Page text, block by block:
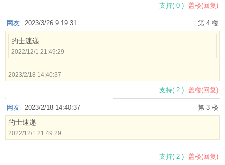
支持( 0 ) 盖楼(回复)
第 4 楼
网友 2023/3/26 9:19:31
的士速递
2022/12/1 21:49:29
2023/2/18 14:40:37
支持( 2 ) 盖楼(回复)
第 3 楼
网友 2023/2/18 14:40:37
的士速递
2022/12/1 21:49:29
支持( 2 ) 盖楼(回复)